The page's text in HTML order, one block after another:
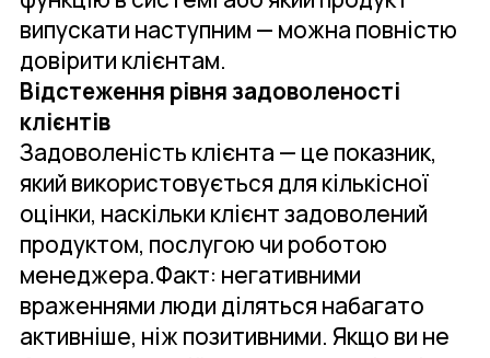
випускати наступним — можна повністю
довірити клієнтам.
Відстеження рівня задоволеності
клієнтів
Задоволеність клієнта — це показник,
який використовується для кількісної
оцінки, наскільки клієнт задоволений
продуктом, послугою чи роботою
менеджера.Факт: негативними
враженнями люди діляться набагато
активніше, ніж позитивними. Якщо ви не